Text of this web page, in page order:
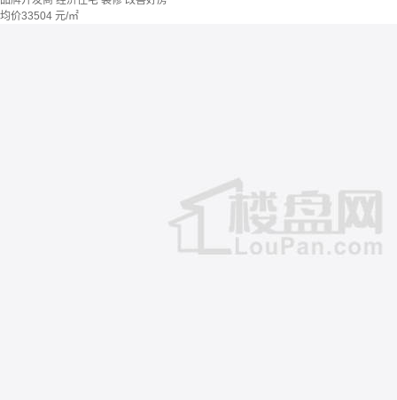
均价33504 元/㎡